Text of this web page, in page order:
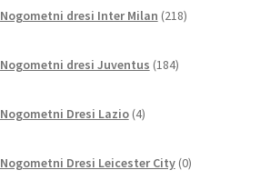
Nogometni dresi Inter Milan 218izdelkov
Nogometni dresi Juventus 184izdelkov
Nogometni Dresi Lazio 4izdelki
Nogometni Dresi Leicester City 0izdelkov